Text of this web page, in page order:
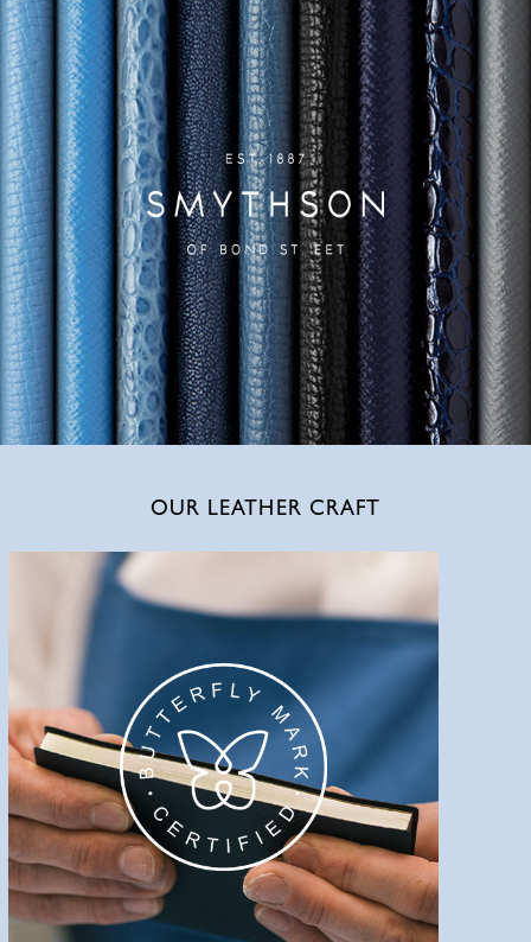
OUR LEATHER CRAFT